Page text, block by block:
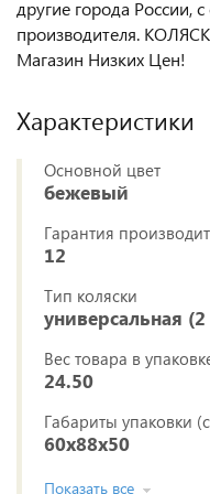
другие города России,
производителя.
Магазин Низких Цен!
Характеристики
Основной цвет
бежевый
Гарантия
12
Тип коляски
универсальная
Вес товара в
24.50
Габариты упаковки
60x88x50
Показать все